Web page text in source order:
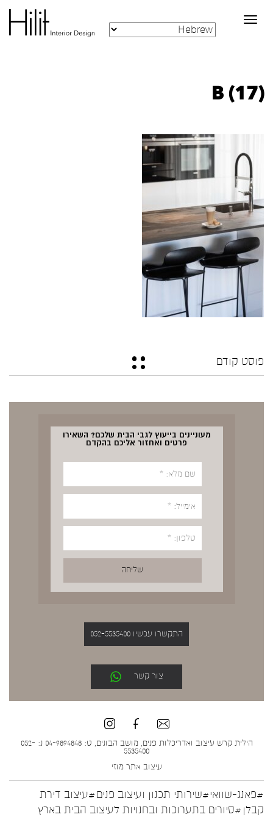
Toggle
navigation
B (17)
פוסט קודם
מעוניינים בייעוץ לגבי הבית שלכם? השאירו
פרטים ואחזור אליכם בהקדם
התקשרו עכשיו 052-5535400
צור קשר
הילית קרש עיצוב ואדריכלות פנים, מושב הבונים, ט: 04-9894848 נ: 052-
5535400
עיצוב אתר מוזי
#פאנג-שוואי#שירותי תכנון ועיצוב פנים#עיצוב דירת
קבלן #סיורים בתערוכות ובחנויות לעיצוב הבית בארץ